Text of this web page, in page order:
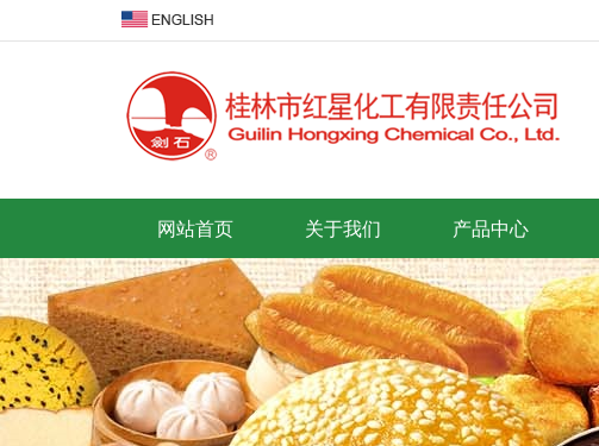
网站首页 关于我们 产品中心